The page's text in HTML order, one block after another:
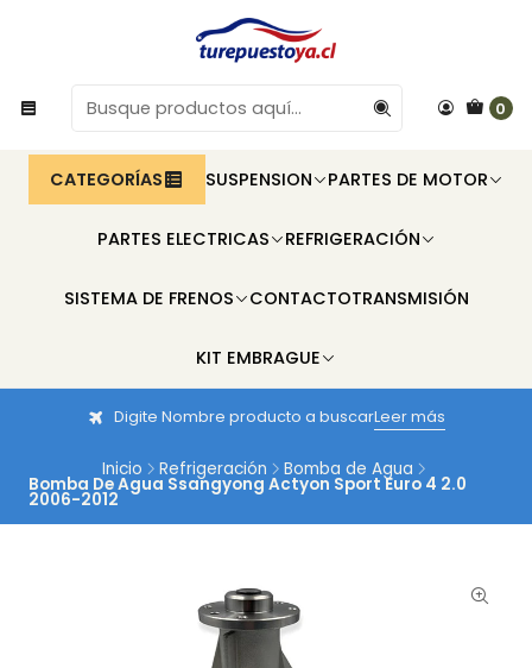
0
CATEGORÍAS SUSPENSION PARTES DE MOTOR
PARTES ELECTRICAS REFRIGERACIÓN
SISTEMA DE FRENOS CONTACTOTRANSMISIÓN
KIT EMBRAGUE
Digite Nombre producto a buscarLeer más
Inicio Refrigeración Bomba de Agua
Bomba De Agua Ssangyong Actyon Sport Euro 4 2.0
2006-2012